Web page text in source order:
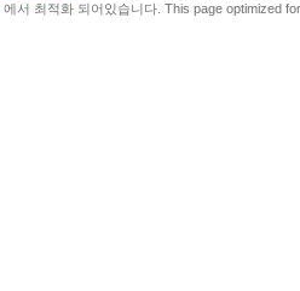
에서 최적화 되어있습니다. This page optimized